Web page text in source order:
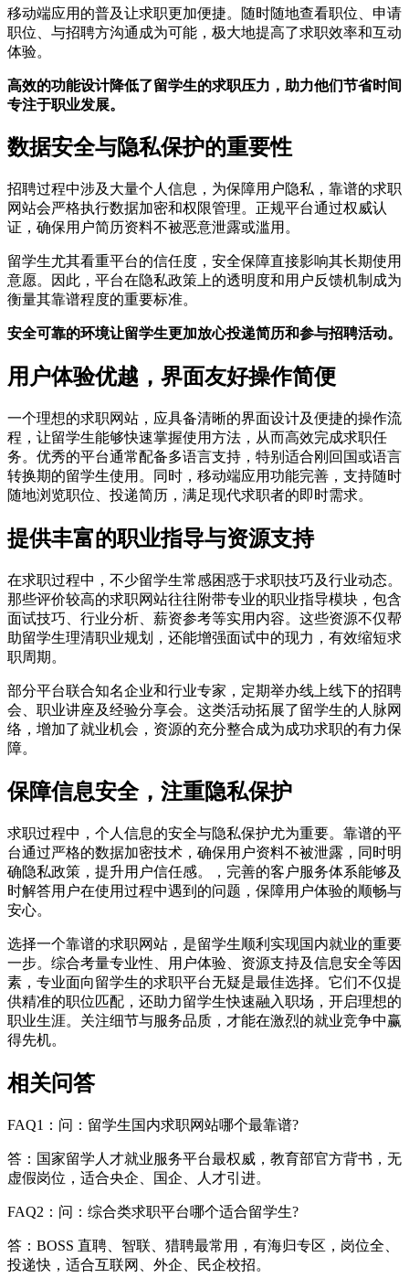
移动端应用的普及让求职更加便捷。随时随地查看职位、申请
职位、与招聘方沟通成为可能，极大地提高了求职效率和互动
体验。
高效的功能设计降低了留学生的求职压力，助力他们节省时间
专注于职业发展。
数据安全与隐私保护的重要性
招聘过程中涉及大量个人信息，为保障用户隐私，靠谱的求职
网站会严格执行数据加密和权限管理。正规平台通过权威认
证，确保用户简历资料不被恶意泄露或滥用。
留学生尤其看重平台的信任度，安全保障直接影响其长期使用
意愿。因此，平台在隐私政策上的透明度和用户反馈机制成为
衡量其靠谱程度的重要标准。
安全可靠的环境让留学生更加放心投递简历和参与招聘活动。
用户体验优越，界面友好操作简便
一个理想的求职网站，应具备清晰的界面设计及便捷的操作流
程，让留学生能够快速掌握使用方法，从而高效完成求职任
务。优秀的平台通常配备多语言支持，特别适合刚回国或语言
转换期的留学生使用。同时，移动端应用功能完善，支持随时
随地浏览职位、投递简历，满足现代求职者的即时需求。
提供丰富的职业指导与资源支持
在求职过程中，不少留学生常感困惑于求职技巧及行业动态。
那些评价较高的求职网站往往附带专业的职业指导模块，包含
面试技巧、行业分析、薪资参考等实用内容。这些资源不仅帮
助留学生理清职业规划，还能增强面试中的现力，有效缩短求
职周期。
部分平台联合知名企业和行业专家，定期举办线上线下的招聘
会、职业讲座及经验分享会。这类活动拓展了留学生的人脉网
络，增加了就业机会，资源的充分整合成为成功求职的有力保
障。
保障信息安全，注重隐私保护
求职过程中，个人信息的安全与隐私保护尤为重要。靠谱的平
台通过严格的数据加密技术，确保用户资料不被泄露，同时明
确隐私政策，提升用户信任感。，完善的客户服务体系能够及
时解答用户在使用过程中遇到的问题，保障用户体验的顺畅与
安心。
选择一个靠谱的求职网站，是留学生顺利实现国内就业的重要
一步。综合考量专业性、用户体验、资源支持及信息安全等因
素，专业面向留学生的求职平台无疑是最佳选择。它们不仅提
供精准的职位匹配，还助力留学生快速融入职场，开启理想的
职业生涯。关注细节与服务品质，才能在激烈的就业竞争中赢
得先机。
相关问答
FAQ1：问：留学生国内求职网站哪个最靠谱?
答：国家留学人才就业服务平台最权威，教育部官方背书，无
虚假岗位，适合央企、国企、人才引进。
FAQ2：问：综合类求职平台哪个适合留学生?
答：BOSS 直聘、智联、猎聘最常用，有海归专区，岗位全、
投递快，适合互联网、外企、民企校招。